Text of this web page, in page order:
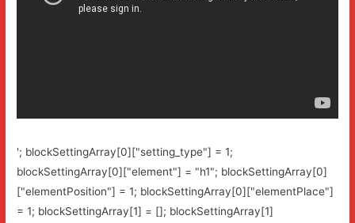
'; blockSettingArray[0]["setting_type"] = 1;
blockSettingArray[0]["element"] = "h1"; blockSettingArray[0]
["elementPosition"] = 1; blockSettingArray[0]["elementPlace"]
= 1; blockSettingArray[1] = []; blockSettingArray[1]